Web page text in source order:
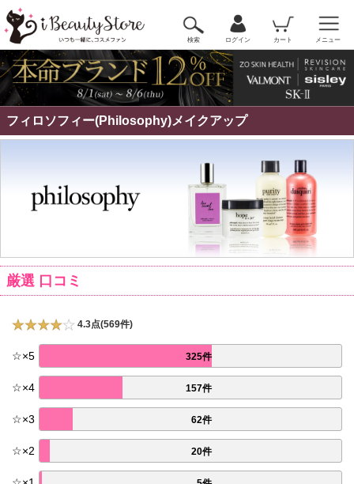
検索 ログイン カート メニュー
フィロソフィー(Philosophy)メイクアップ
厳選 口コミ
4.3点(569件)
☆×5 325件
☆×4 157件
☆×3 62件
☆×2 20件